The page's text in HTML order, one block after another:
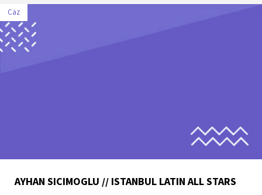
Caz
AYHAN SICIMOGLU // ISTANBUL LATIN ALL STARS